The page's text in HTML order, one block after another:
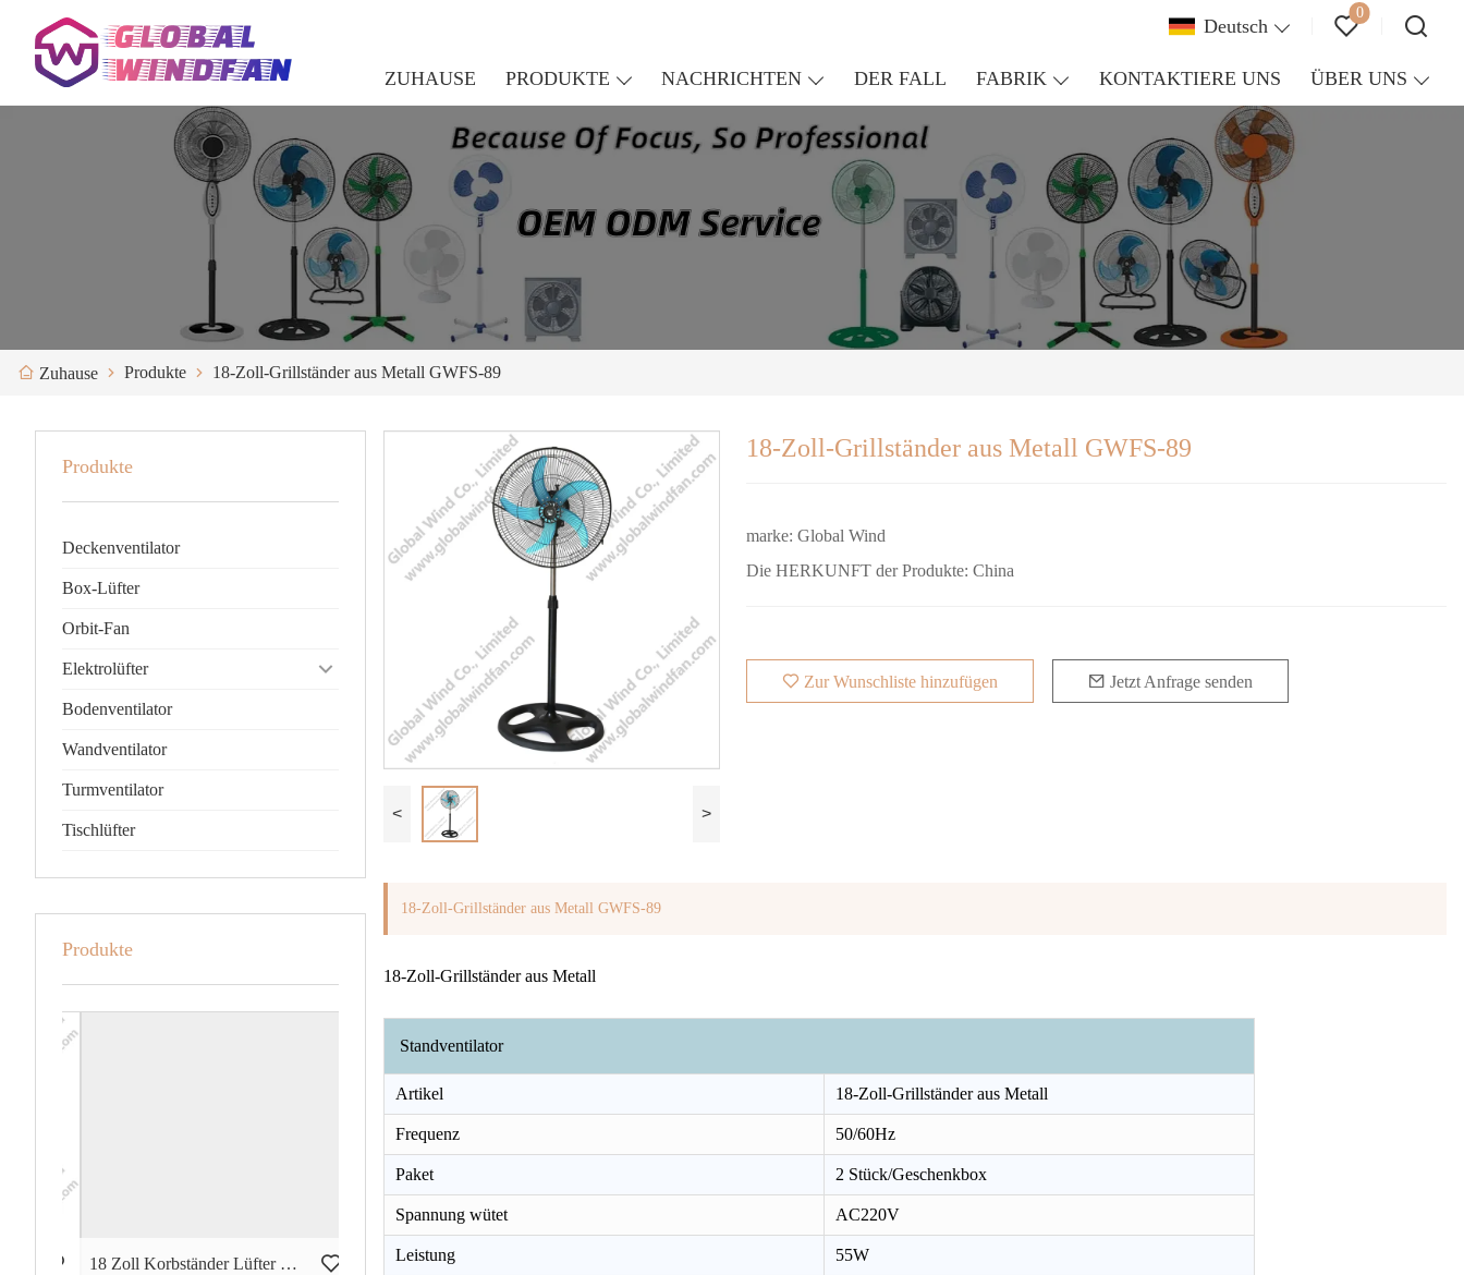
Deutsch
0
ZUHAUSE PRODUKTE NACHRICHTEN DER FALL FABRIK KONTAKTIERE UNS ÜBER UNS
Zuhause Produkte 18-Zoll-Grillständer aus Metall GWFS-89
Produkte
Deckenventilator
Box-Lüfter
Orbit-Fan
Elektrolüfter
Bodenventilator
Wandventilator
Turmventilator
Tischlüfter
Produkte
18 Zoll Korbständer Lüfter GWFS-74
< >
18-Zoll-Grillständer aus Metall GWFS-89
marke: Global Wind
Die HERKUNFT der Produkte: China
Zur Wunschliste hinzufügen Jetzt Anfrage senden
18-Zoll-Grillständer aus Metall GWFS-89
18-Zoll-Grillständer aus Metall
Standventilator
Artikel 18-Zoll-Grillständer aus Metall
Frequenz 50/60Hz
Paket 2 Stück/Geschenkbox
Spannung wütet AC220V
Leistung 55W